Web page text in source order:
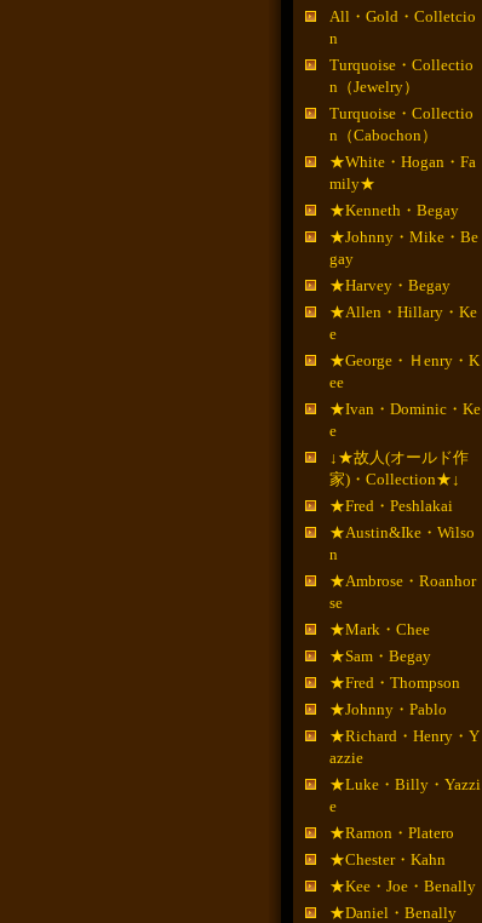
All・Gold・Colletcio
n
Turquoise・Collectio
n（Jewelry）
Turquoise・Collectio
n（Cabochon）
★White・Hogan・Fa
mily★
★Kenneth・Begay
★Johnny・Mike・Be
gay
★Harvey・Begay
★Allen・Hillary・Ke
e
★George・Ｈenry・K
ee
★Ivan・Dominic・Ke
e
↓★故人(オールド作
家)・Collection★↓
★Fred・Peshlakai
★Austin&Ike・Wilso
n
★Ambrose・Roanhor
se
★Mark・Chee
★Sam・Begay
★Fred・Thompson
★Johnny・Pablo
★Richard・Henry・Y
azzie
★Luke・Billy・Yazzi
e
★Ramon・Platero
★Chester・Kahn
★Kee・Joe・Benally
★Daniel・Benally